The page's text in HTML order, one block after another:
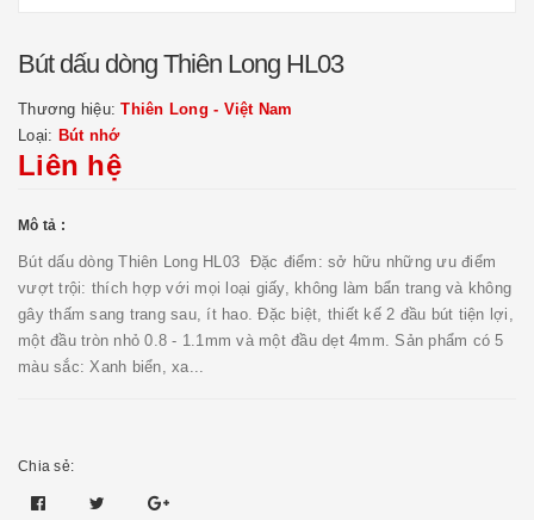
Bút dấu dòng Thiên Long HL03
Thương hiệu:Thiên Long - Việt Nam
Loại: Bút nhớ
Liên hệ
Mô tả :
Bút dấu dòng Thiên Long HL03 Đặc điểm: sở hữu những ưu điểm
vượt trội: thích hợp với mọi loại giấy, không làm bẩn trang và không
gây thấm sang trang sau, ít hao. Đặc biệt, thiết kế 2 đầu bút tiện lợi,
một đầu tròn nhỏ 0.8 - 1.1mm và một đầu dẹt 4mm. Sản phẩm có 5
màu sắc: Xanh biển, xa...
Chia sẻ: